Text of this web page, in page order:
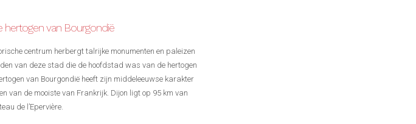
hertogen van Bourgondië
centrum herbergt talrijke monumenten en paleizen
van deze stad die de hoofdstad was van de hertogen
van Bourgondië heeft zijn middeleeuwse karakter
van de mooiste van Frankrijk. Dijon ligt op 95 km van
de l’Epervière.